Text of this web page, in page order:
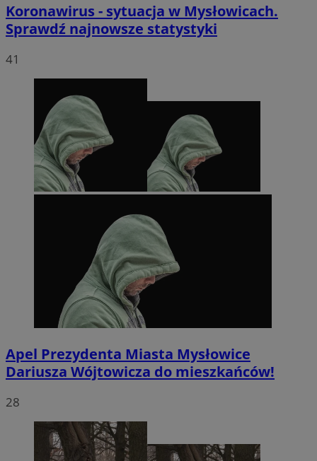
Koronawirus - sytuacja w Mysłowicach.
Sprawdź najnowsze statystyki
41
Apel Prezydenta Miasta Mysłowice
Dariusza Wójtowicza do mieszkańców!
28